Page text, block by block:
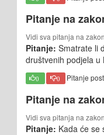
Pitanje na
Vidi sva pitanja na
Pitanje: Smatrate li
društvenih podjela u
0 0 Pitanje
Pitanje na
Vidi sva pitanja na
Pitanje: Kada će se